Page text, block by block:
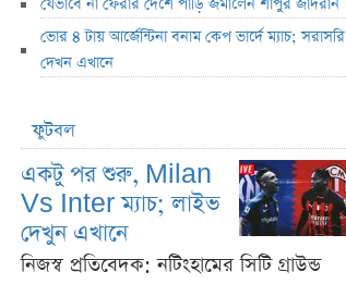
যেভাবে না ফেরার দেশে পাড়ি জমালেন শাপুর জাদরান
ভোর ৪ টায় আর্জেন্টিনা বনাম কেপ ভার্দে ম্যাচ; সরাসরি
দেখন এখানে
ফুটবল
একটু পর শুরু, Milan
Vs Inter ম্যাচ; লাইভ
দেখুন এখানে
নিজস্ব প্রতিবেদক: নটিংহামের সিটি গ্রাউন্ড